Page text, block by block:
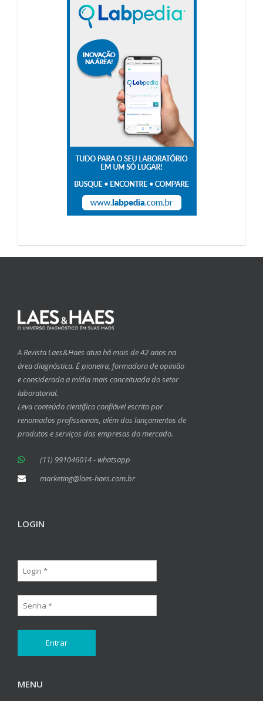
A Revista Laes&Haes atua há mais de 42 anos na
área diagnóstica. É pioneira, formadora de opinião
e considerada a mídia mais conceituada do setor
laboratorial.
Leva conteúdo científico confiável escrito por
renomados profissionais, além dos lançamentos de
produtos e serviços das empresas do mercado.
(11) 991046014 - whatsapp
marketing@laes-haes.com.br
LOGIN
MENU